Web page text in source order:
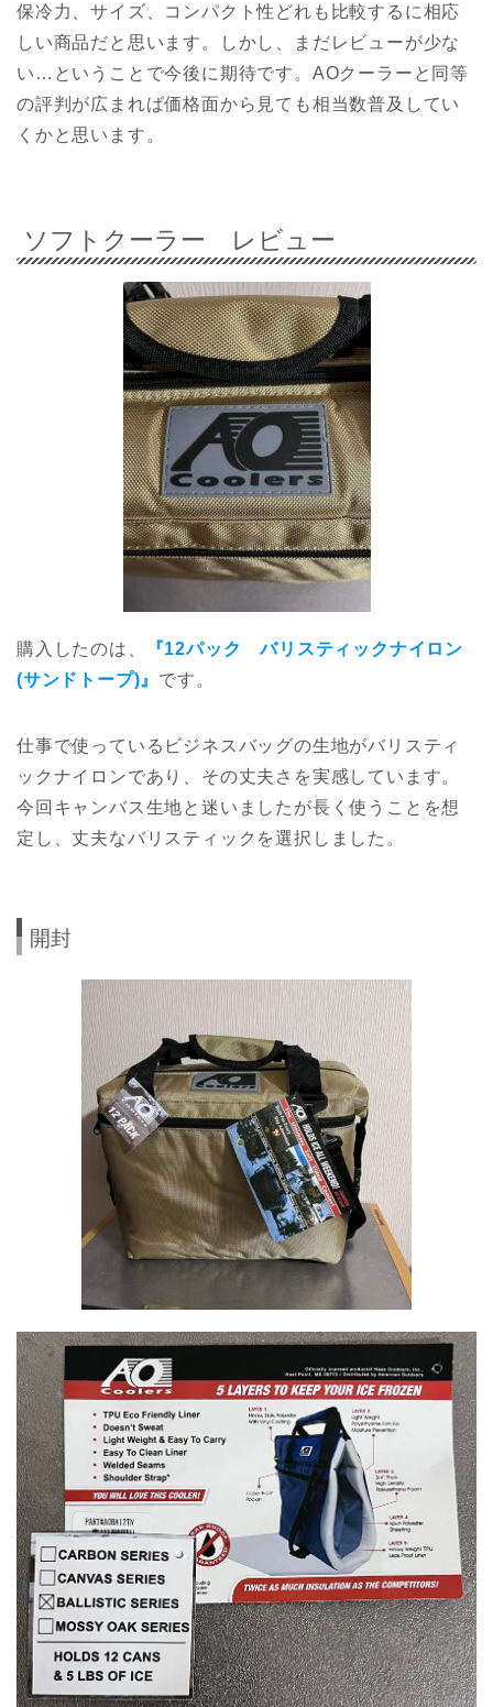
保冷力、サイズ、コンパクト性どれも比較するに相応
しい商品だと思います。しかし、まだレビューが少な
い…ということで今後に期待です。AOクーラーと同等
の評判が広まれば価格面から見ても相当数普及してい
くかと思います。
ソフトクーラー レビュー
購入したのは、
『12パック バリスティックナイロン
(サンドトープ)』 です。
仕事で使っているビジネスバッグの生地がバリスティ
ックナイロンであり、その丈夫さを実感しています。
今回キャンバス生地と迷いましたが長く使うことを想
定し、丈夫なバリスティックを選択しました。
開封